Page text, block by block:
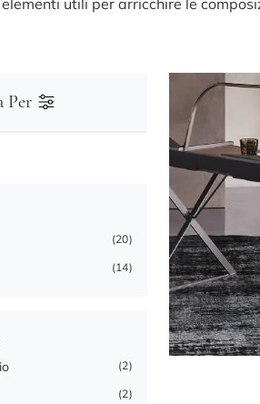
elementi utili per arricchire le
Per
20
14
2
2